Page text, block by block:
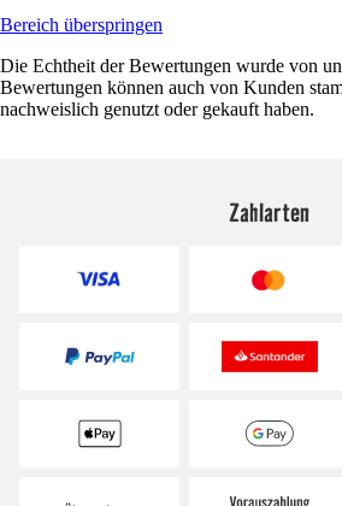
Bereich überspringen
Die Echtheit der Bewertungen wurde von
Bewertungen können auch von Kunden
nachweislich genutzt oder gekauft haben.
Zahlarten